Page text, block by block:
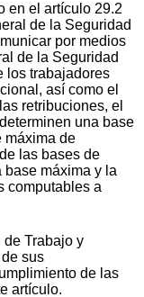
el artículo 29.2
de la Seguridad
por medios
de la Seguridad
los trabajadores
así como el
retribuciones, el
una base
máxima de
las bases de
máxima y la
computables a
Trabajo y
sus
de las
artículo.